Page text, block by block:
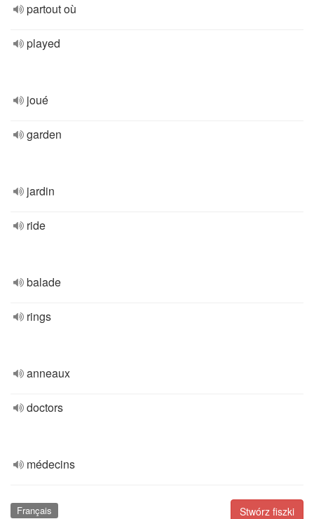
partout où
played
joué
garden
jardin
ride
balade
rings
anneaux
doctors
médecins
Stwórz fiszki
Français